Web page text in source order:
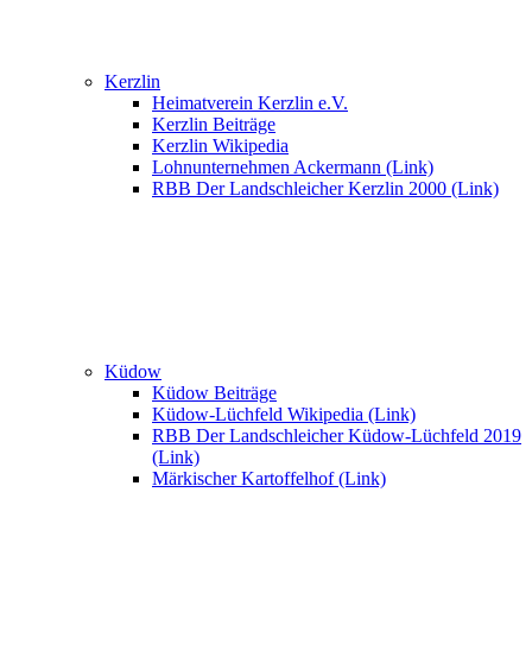
Kerzlin
Heimatverein Kerzlin e.V.
Kerzlin Beiträge
Kerzlin Wikipedia
Lohnunternehmen Ackermann (Link)
RBB Der Landschleicher Kerzlin 2000 (Link)
Küdow
Küdow Beiträge
Küdow-Lüchfeld Wikipedia (Link)
RBB Der Landschleicher Küdow-Lüchfeld 2019
(Link)
Märkischer Kartoffelhof (Link)